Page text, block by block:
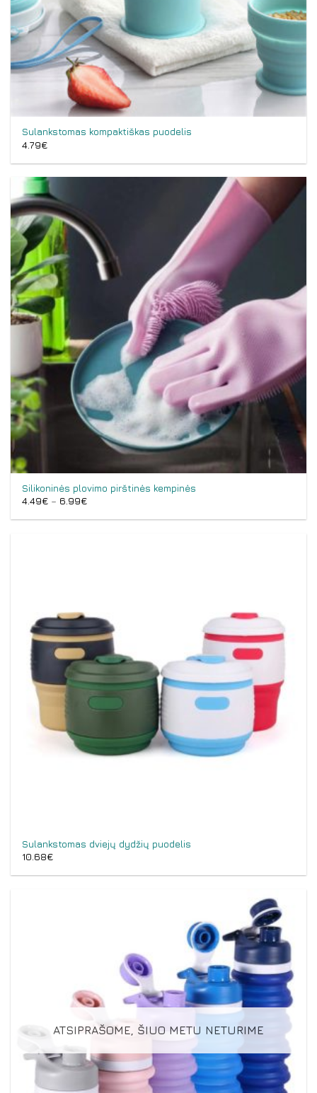
Sulankstomas kompaktiškas puodelis
4.79€
Silikoninės plovimo pirštinės kempinės
4.49€ – 6.99€
Sulankstomas dviejų dydžių puodelis
10.68€
ATSIPRAŠOME, ŠIUO METU NETURIME